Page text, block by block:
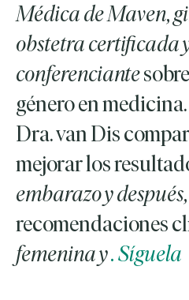
Médica de Maven,
obstetra certificada
conferenciante
género en
Dra. van Dis
mejorar los
embarazo y
recomendaciones
femenina y. Síguela